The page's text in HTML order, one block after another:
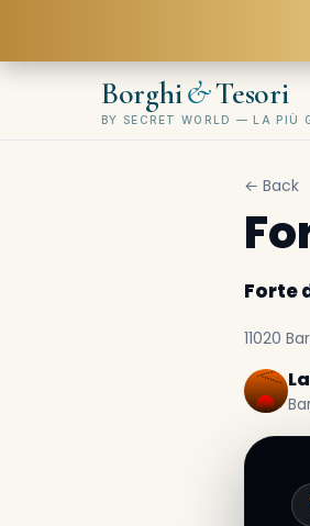
Borghi&Tesori
BY SECRET WORLD — LA PIÙ
← Back
Forte
11020